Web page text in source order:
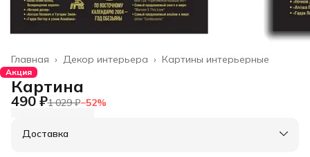
Картины интерьерные
Декор интерьера ›
Главная ›
Акция
Картина
490 ₽1 029 ₽−52%
Доставка